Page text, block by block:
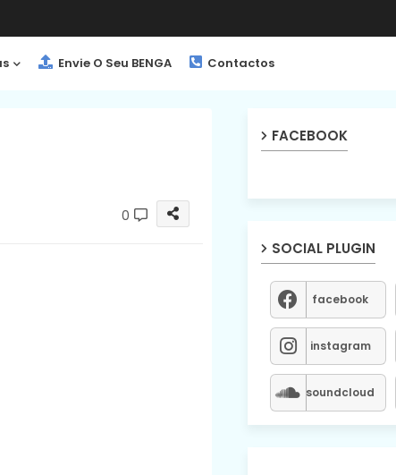
Envie O Seu BENGA Contactos
0
FACEBOOK
SOCIAL PLUGIN
facebook
instagram
soundcloud